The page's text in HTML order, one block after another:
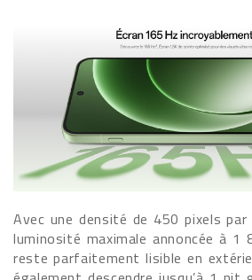
Avec une densité de 450 pixels
luminosité maximale annoncée à 1
reste parfaitement lisible en